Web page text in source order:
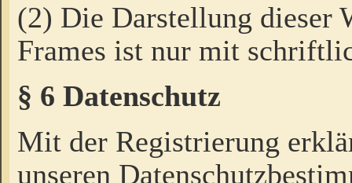
(2) Die Darstellung dieser
Frames ist nur mit
§ 6 Datenschutz
Mit der Registrierung
unseren